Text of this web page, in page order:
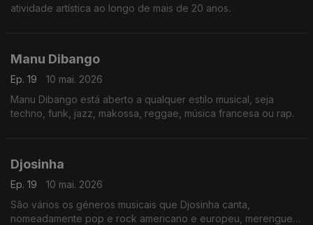
atividade artística ao longo de mais de 20 anos.
Manu Dibango
Ep. 19
10 mai. 2026
Manu Dibango está aberto a qualquer estilo musical, seja
techno, funk, jazz, makossa, reggae, música francesa ou rap.
Djosinha
Ep. 19
10 mai. 2026
São vários os géneros musicais que Djosinha canta,
nomeadamente pop e rock americano e europeu, merengue